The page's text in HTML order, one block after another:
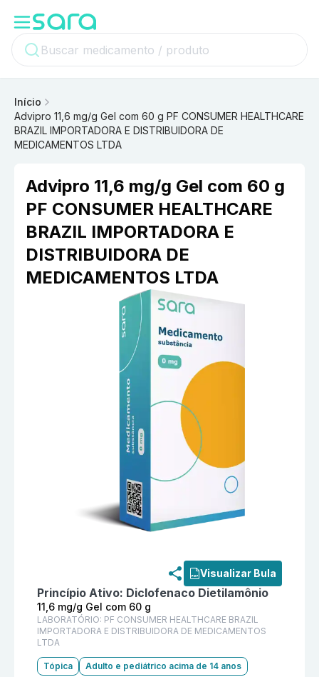
Início
Advipro 11,6 mg/g Gel com 60 g PF CONSUMER HEALTHCARE
BRAZIL IMPORTADORA E DISTRIBUIDORA DE
MEDICAMENTOS LTDA
Advipro 11,6 mg/g Gel com 60 g
PF CONSUMER HEALTHCARE
BRAZIL IMPORTADORA E
DISTRIBUIDORA DE
MEDICAMENTOS LTDA
Informações detalhadas do produtoAdvipro 11,6 mg/g
Visualizar Bula
Princípio Ativo: Diclofenaco Dietilamônio
11,6 mg/g Gel com 60 g
LABORATÓRIO: PF CONSUMER HEALTHCARE BRAZIL
IMPORTADORA E DISTRIBUIDORA DE MEDICAMENTOS
LTDA
Tópica Adulto e pediátrico acima de 14 anos